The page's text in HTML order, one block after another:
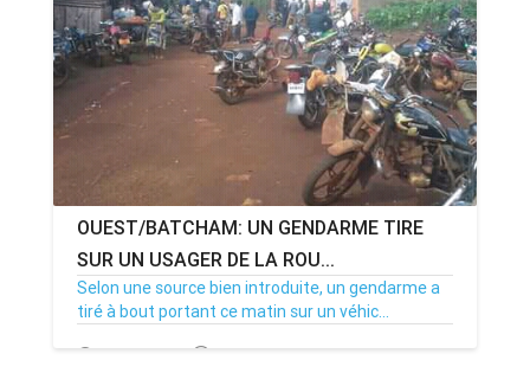
OUEST/BATCHAM: UN GENDARME TIRE
SUR UN USAGER DE LA ROU...
Selon une source bien introduite, un gendarme a
tiré à bout portant ce matin sur un véhic...
01/08/18 Par MenouActu 0